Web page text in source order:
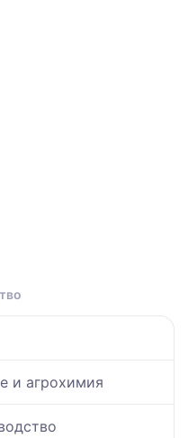
и агрохимия